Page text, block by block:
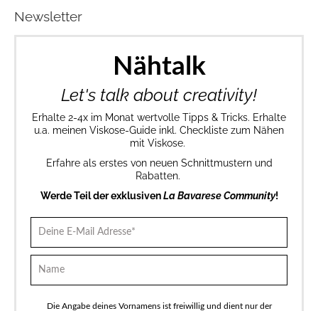
Newsletter
Nähtalk
Let's talk about creativity!
Erhalte 2-4x im Monat wertvolle Tipps & Tricks. Erhalte
u.a. meinen Viskose-Guide inkl. Checkliste zum Nähen
mit Viskose.
Erfahre als erstes von neuen Schnittmustern und
Rabatten.
Werde Teil der exklusivenLa Bavarese Community!
Die Angabe deines Vornamens ist freiwillig und dient nur der